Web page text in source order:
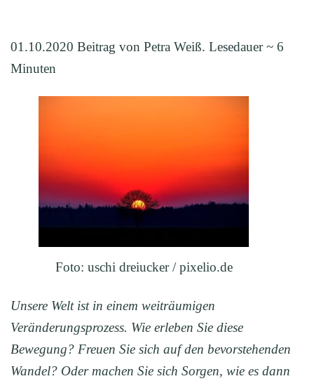
01.10.2020 Beitrag von Petra Weiß. Lesedauer ~ 6
Minuten
Foto: uschi dreiucker / pixelio.de
Unsere Welt ist in einem weiträumigen
Veränderungsprozess. Wie erleben Sie diese
Bewegung? Freuen Sie sich auf den bevorstehenden
Wandel? Oder machen Sie sich Sorgen, wie es dann